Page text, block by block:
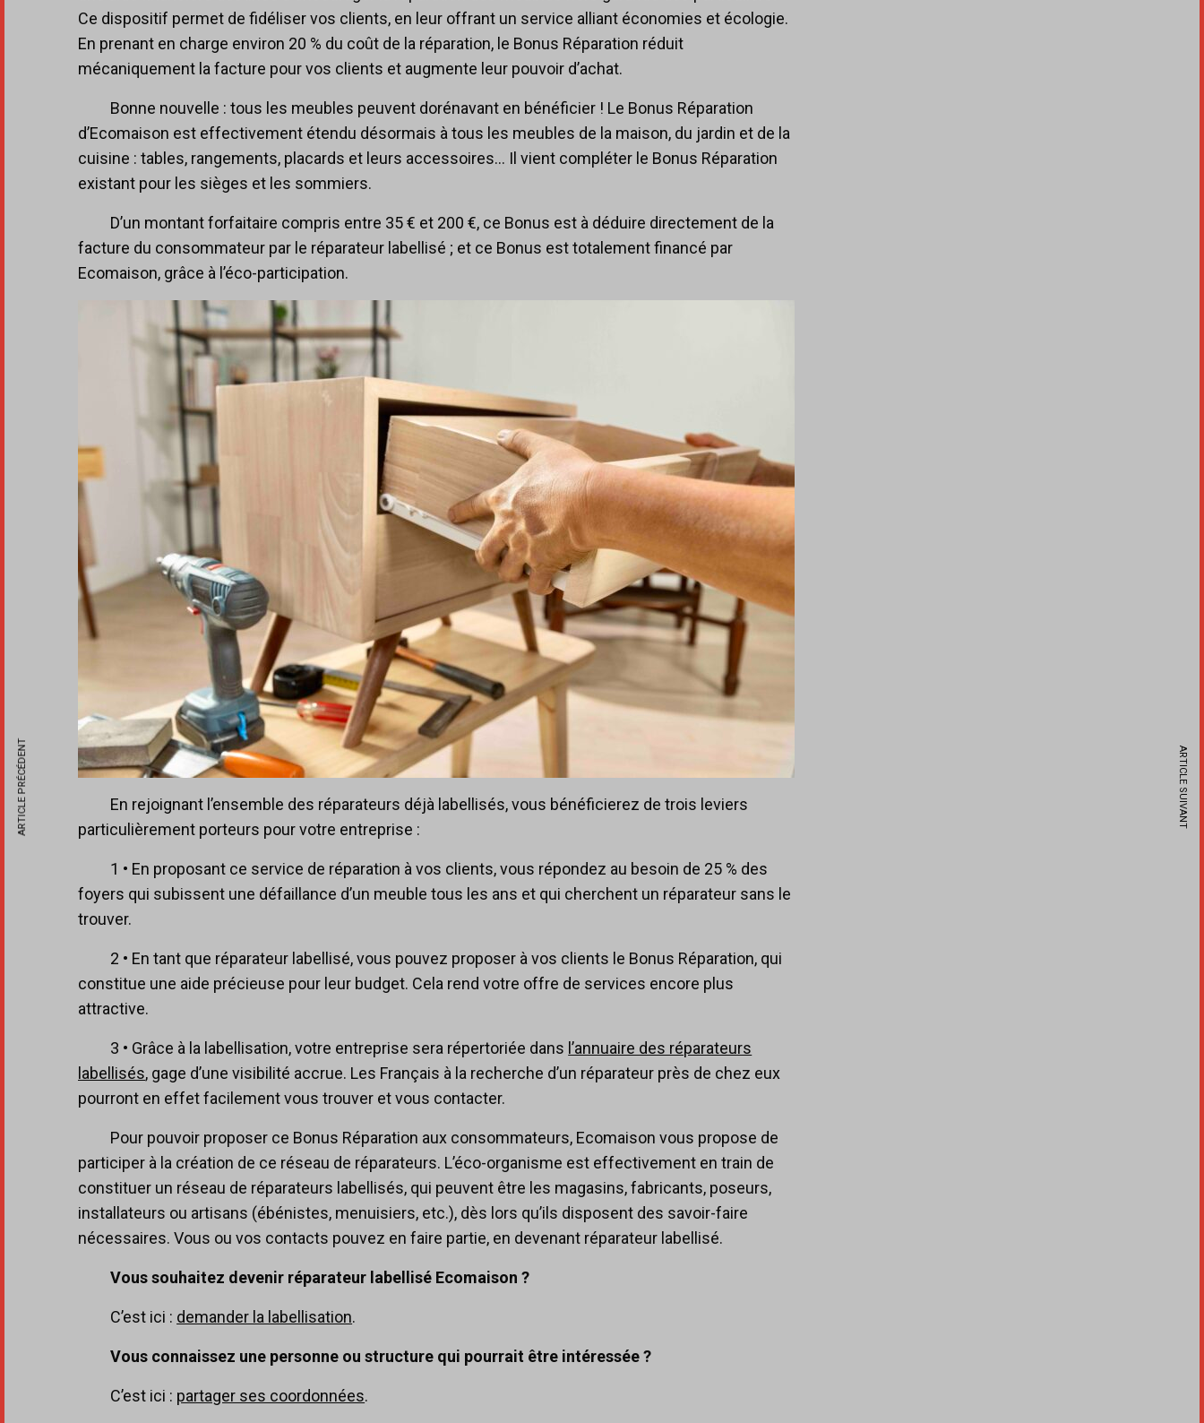
Ce dispositif permet de fidéliser vos clients, en leur offrant un service alliant économies et écologie.
En prenant en charge environ 20 % du coût de la réparation, le Bonus Réparation réduit
mécaniquement la facture pour vos clients et augmente leur pouvoir d’achat.
Bonne nouvelle : tous les meubles peuvent dorénavant en bénéficier ! Le Bonus Réparation
d’Ecomaison est effectivement étendu désormais à tous les meubles de la maison, du jardin et de la
cuisine : tables, rangements, placards et leurs accessoires… Il vient compléter le Bonus Réparation
existant pour les sièges et les sommiers.
D’un montant forfaitaire compris entre 35 € et 200 €, ce Bonus est à déduire directement de la
facture du consommateur par le réparateur labellisé ; et ce Bonus est totalement financé par
Ecomaison, grâce à l’éco-participation.
En rejoignant l’ensemble des réparateurs déjà labellisés, vous bénéficierez de trois leviers
particulièrement porteurs pour votre entreprise :
1 • En proposant ce service de réparation à vos clients, vous répondez au besoin de 25 % des
foyers qui subissent une défaillance d’un meuble tous les ans et qui cherchent un réparateur sans le
trouver.
2 • En tant que réparateur labellisé, vous pouvez proposer à vos clients le Bonus Réparation, qui
constitue une aide précieuse pour leur budget. Cela rend votre offre de services encore plus
attractive.
3 • Grâce à la labellisation, votre entreprise sera répertoriée dans l’annuaire des réparateurs
labellisés, gage d’une visibilité accrue. Les Français à la recherche d’un réparateur près de chez eux
pourront en effet facilement vous trouver et vous contacter.
Pour pouvoir proposer ce Bonus Réparation aux consommateurs, Ecomaison vous propose de
participer à la création de ce réseau de réparateurs. L’éco-organisme est effectivement en train de
constituer un réseau de réparateurs labellisés, qui peuvent être les magasins, fabricants, poseurs,
installateurs ou artisans (ébénistes, menuisiers, etc.), dès lors qu’ils disposent des savoir-faire
nécessaires. Vous ou vos contacts pouvez en faire partie, en devenant réparateur labellisé.
Vous souhaitez devenir réparateur labellisé Ecomaison ?
C’est ici : demander la labellisation.
Vous connaissez une personne ou structure qui pourrait être intéressée ?
C’est ici : partager ses coordonnées.
ARTICLE PRÉCÉDENT ARTICLE SUIVANT